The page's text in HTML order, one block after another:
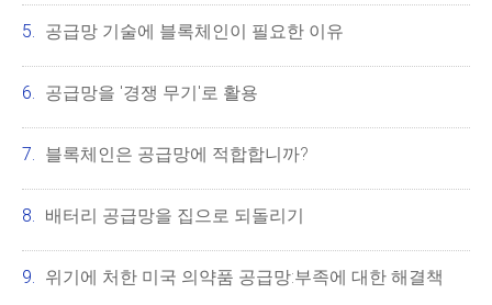
공급망 기술에 블록체인이 필요한 이유
공급망을 '경쟁 무기'로 활용
블록체인은 공급망에 적합합니까?
배터리 공급망을 집으로 되돌리기
위기에 처한 미국 의약품 공급망:부족에 대한 해결책